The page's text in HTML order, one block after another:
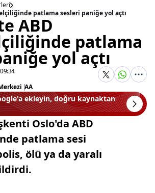
patlama sesleri paniğe yol açtı
ABD
patlama
yol açtı
|AA
ekleyin, doğru kaynaktan
Oslo'da ABD
patlama sesi
ölü ya da yaralı